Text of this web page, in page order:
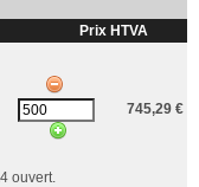
Prix HTVA
745,29 €
ouvert.